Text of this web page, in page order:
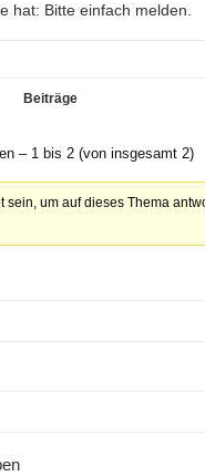
hat: Bitte einfach melden.
Beiträge
– 1 bis 2 (von insgesamt 2)
sein, um auf dieses Thema